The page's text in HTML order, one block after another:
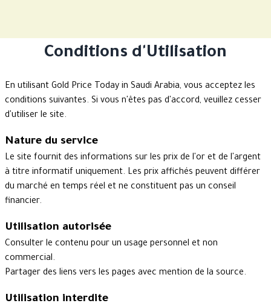
Conditions d'Utilisation
En utilisant Gold Price Today in Saudi Arabia, vous acceptez les
conditions suivantes. Si vous n'êtes pas d'accord, veuillez cesser
d'utiliser le site.
Nature du service
Le site fournit des informations sur les prix de l'or et de l'argent
à titre informatif uniquement. Les prix affichés peuvent différer
du marché en temps réel et ne constituent pas un conseil
financier.
Utilisation autorisée
Consulter le contenu pour un usage personnel et non
commercial.
Partager des liens vers les pages avec mention de la source.
Utilisation interdite